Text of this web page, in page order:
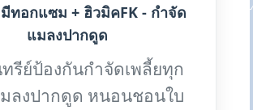
มีทอกแซม + ฮิวมิคFK - กำจัด
แมลงปากดูด
รีย์ป้องกันกำจัดเพลี้ยทุก
ลงปากดูด หนอนชอนใบ